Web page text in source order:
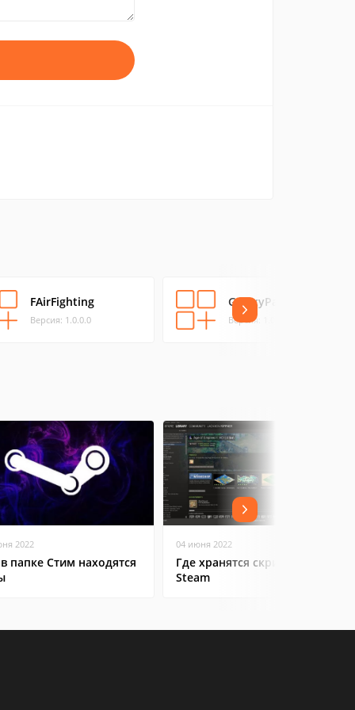
FAirFighting
Версия: 1.0.0.0
GalaxyPanic
Версия: 1.0.0.0
2022
папке Стим находятся
04 июня 2022
Где хранятся скриншоты в
Steam